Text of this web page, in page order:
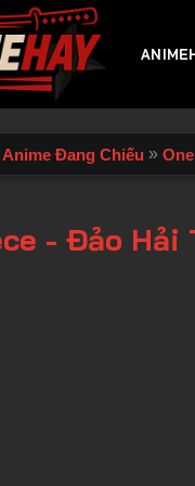
Anime Đang Chiếu »
- Đảo Hải